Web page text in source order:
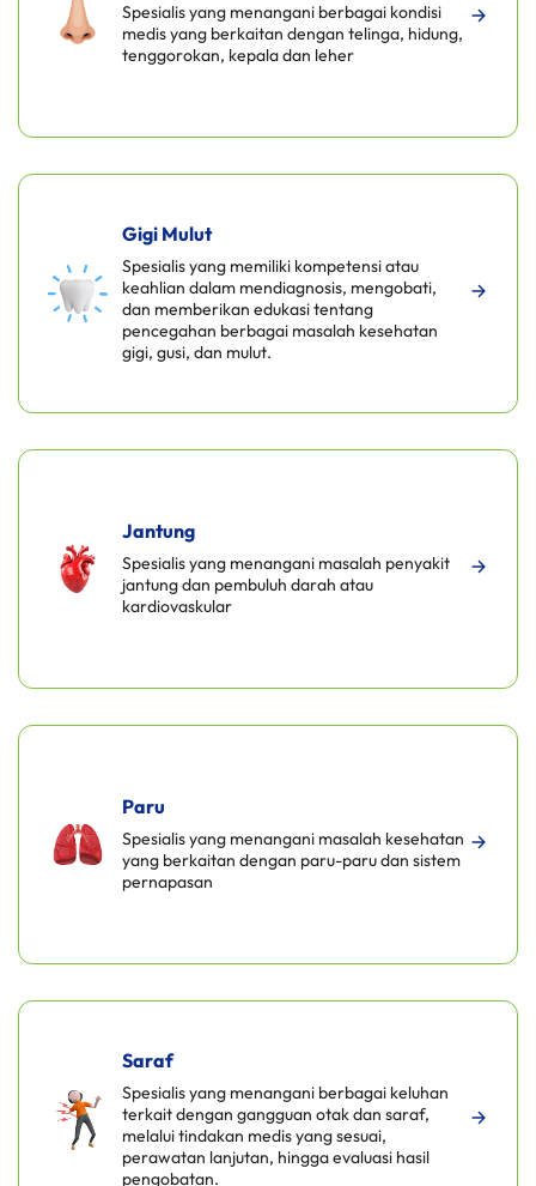
Spesialis yang menangani berbagai kondisi
medis yang berkaitan dengan telinga, hidung,
tenggorokan, kepala dan leher
Gigi Mulut
Spesialis yang memiliki kompetensi atau
keahlian dalam mendiagnosis, mengobati,
dan memberikan edukasi tentang
pencegahan berbagai masalah kesehatan
gigi, gusi, dan mulut.
Jantung
Spesialis yang menangani masalah penyakit
jantung dan pembuluh darah atau
kardiovaskular
Paru
Spesialis yang menangani masalah kesehatan
yang berkaitan dengan paru-paru dan sistem
pernapasan
Saraf
Spesialis yang menangani berbagai keluhan
terkait dengan gangguan otak dan saraf,
melalui tindakan medis yang sesuai,
perawatan lanjutan, hingga evaluasi hasil
pengobatan.